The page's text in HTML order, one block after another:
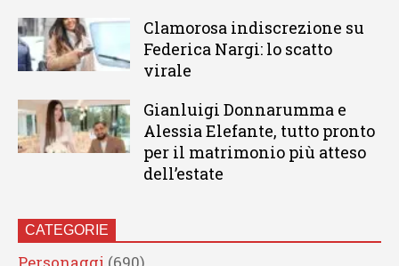
Clamorosa indiscrezione su
Federica Nargi: lo scatto
virale
Gianluigi Donnarumma e
Alessia Elefante, tutto pronto
per il matrimonio più atteso
dell’estate
CATEGORIE
Personaggi (690)